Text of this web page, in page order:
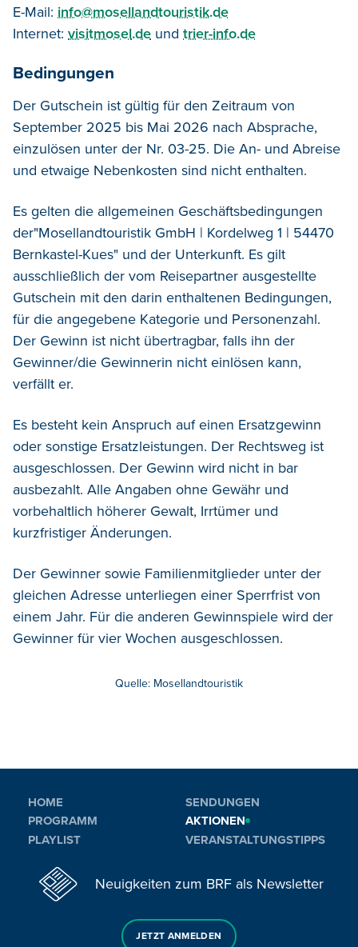
E-Mail: info@mosellandtouristik.de
Internet: visitmosel.de und trier-info.de
Bedingungen
Der Gutschein ist gültig für den Zeitraum von
September 2025 bis Mai 2026 nach Absprache,
einzulösen unter der Nr. 03-25. Die An- und Abreise
und etwaige Nebenkosten sind nicht enthalten.
Es gelten die allgemeinen Geschäftsbedingungen
der"Mosellandtouristik GmbH | Kordelweg 1 | 54470
Bernkastel-Kues" und der Unterkunft. Es gilt
ausschließlich der vom Reisepartner ausgestellte
Gutschein mit den darin enthaltenen Bedingungen,
für die angegebene Kategorie und Personenzahl.
Der Gewinn ist nicht übertragbar, falls ihn der
Gewinner/die Gewinnerin nicht einlösen kann,
verfällt er.
Es besteht kein Anspruch auf einen Ersatzgewinn
oder sonstige Ersatzleistungen. Der Rechtsweg ist
ausgeschlossen. Der Gewinn wird nicht in bar
ausbezahlt. Alle Angaben ohne Gewähr und
vorbehaltlich höherer Gewalt, Irrtümer und
kurzfristiger Änderungen.
Der Gewinner sowie Familienmitglieder unter der
gleichen Adresse unterliegen einer Sperrfrist von
einem Jahr. Für die anderen Gewinnspiele wird der
Gewinner für vier Wochen ausgeschlossen.
Quelle: Mosellandtouristik
HOME
PROGRAMM
PLAYLIST
SENDUNGEN
AKTIONEN
VERANSTALTUNGSTIPPS
Neuigkeiten zum BRF als Newsletter
JETZT ANMELDEN